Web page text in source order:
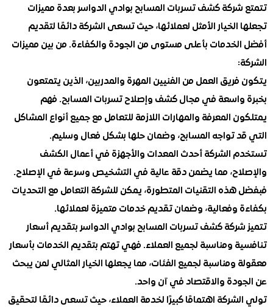
كشف تسربات المسابح بوادي الدواسر بعدة مميزات
الخيار الأمثل لعملائها، حيث تسعى الشركة دائمًا لتقديم
بأعلى مستوى من الجودة والكفاءة. من بين مميزات
العمل من الفنيين المهرة والمدربين، الذين يتمتعون
واسعة في مجال كشف وإصلاح تسربات المسابح. فهم
المعرفة والمهارات اللازمة للتعامل مع جميع أنواع المشاكل
تواجه المسابح، وضمان حلها بشكل فعال وسليم.
الشركة أحدث المعدات والأجهزة في أعمال الكشف
مما يضمن دقة عالية في التشخيص وسرعة في الإصلاح.
التقنيات المتطورة، يمكن للشركة التعامل مع التحديات
وفعالية، وضمان تقديم خدمات متميزة لعملائها.
كشف تسربات المسابح بوادي الدواسر بتقديم أسعار
ومناسبة لجميع العملاء. فهي تهتم بتقديم الخدمات بأسعار
ومناسبة لجميع الفئات، مما يجعلها الخيار المثالي لمن يبحث
والاقتصاد في آن واحد.
اهتمامًا كبيرًا لخدمة العملاء، حيث تسعى دائمًا لتحقيق